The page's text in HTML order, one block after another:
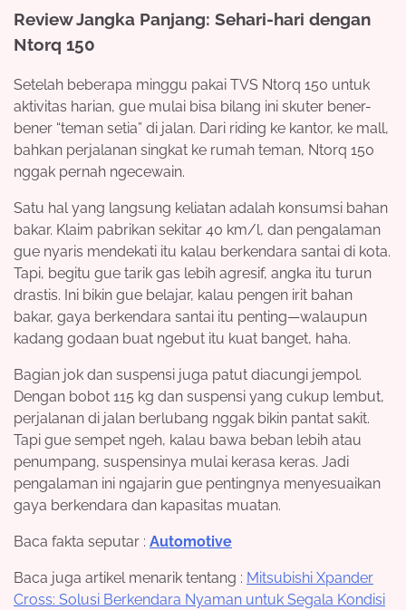
Review Jangka Panjang: Sehari-hari dengan
Ntorq 150
Setelah beberapa minggu pakai TVS Ntorq 150 untuk
aktivitas harian, gue mulai bisa bilang ini skuter bener-
bener “teman setia” di jalan. Dari riding ke kantor, ke mall,
bahkan perjalanan singkat ke rumah teman, Ntorq 150
nggak pernah ngecewain.
Satu hal yang langsung keliatan adalah konsumsi bahan
bakar. Klaim pabrikan sekitar 40 km/l, dan pengalaman
gue nyaris mendekati itu kalau berkendara santai di kota.
Tapi, begitu gue tarik gas lebih agresif, angka itu turun
drastis. Ini bikin gue belajar, kalau pengen irit bahan
bakar, gaya berkendara santai itu penting—walaupun
kadang godaan buat ngebut itu kuat banget, haha.
Bagian jok dan suspensi juga patut diacungi jempol.
Dengan bobot 115 kg dan suspensi yang cukup lembut,
perjalanan di jalan berlubang nggak bikin pantat sakit.
Tapi gue sempet ngeh, kalau bawa beban lebih atau
penumpang, suspensinya mulai kerasa keras. Jadi
pengalaman ini ngajarin gue pentingnya menyesuaikan
gaya berkendara dan kapasitas muatan.
Baca fakta seputar : Automotive
Baca juga artikel menarik tentang : Mitsubishi Xpander
Cross: Solusi Berkendara Nyaman untuk Segala Kondisi